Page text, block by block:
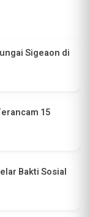
Sigeaon di
15
Bakti Sosial